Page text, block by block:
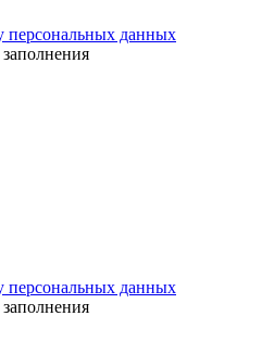
персональных данных
персональных данных